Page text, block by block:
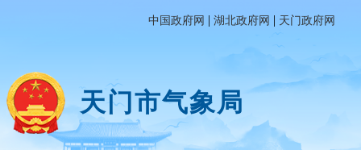
中国政府网 | 湖北政府网 | 天门政府网
天门市气象局